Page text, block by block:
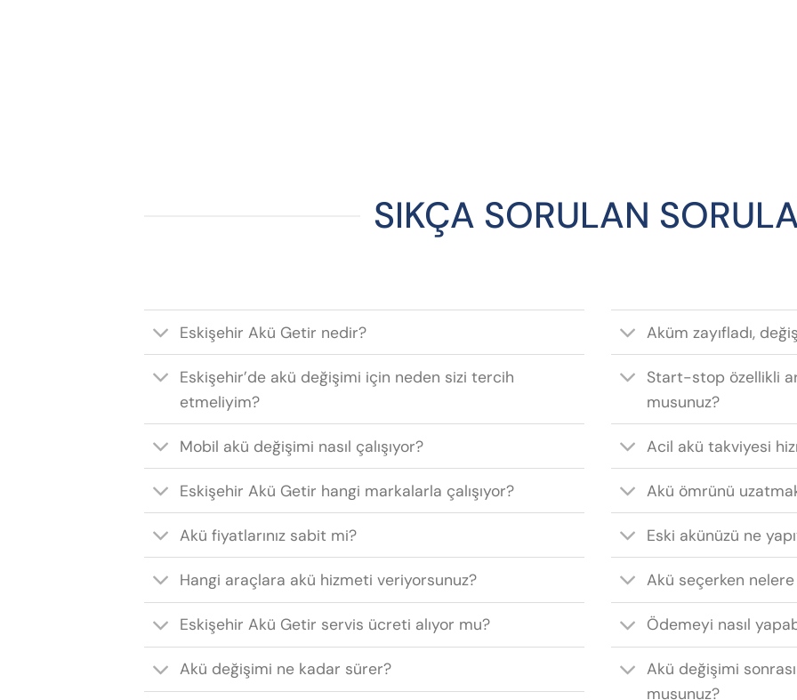
SIKÇA SORULAN
Eskişehir Akü Getir nedir?
Eskişehir’de akü değişimi için neden sizi tercih
etmeliyim?
Mobil akü değişimi nasıl çalışıyor?
Eskişehir Akü Getir hangi markalarla çalışıyor?
Akü fiyatlarınız sabit mi?
Hangi araçlara akü hizmeti veriyorsunuz?
Eskişehir Akü Getir servis ücreti alıyor mu?
Akü değişimi ne kadar sürer?
Aküm zayıfladı,
Start-stop özellikli
musunuz?
Acil akü takviyesi
Akü ömrünü
Eski akünüzü ne
Akü seçerken
Ödemeyi nasıl
Akü değişimi
musunuz?